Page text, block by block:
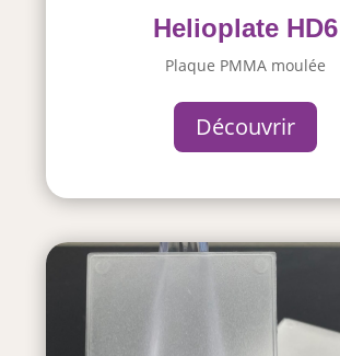
Helioplate HD6
Plaque PMMA moulée
Découvrir